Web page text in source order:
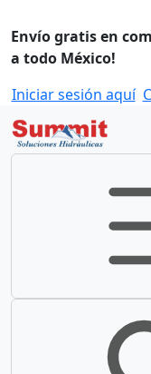
Envío gratis en
a todo México!
Iniciar sesión aquí